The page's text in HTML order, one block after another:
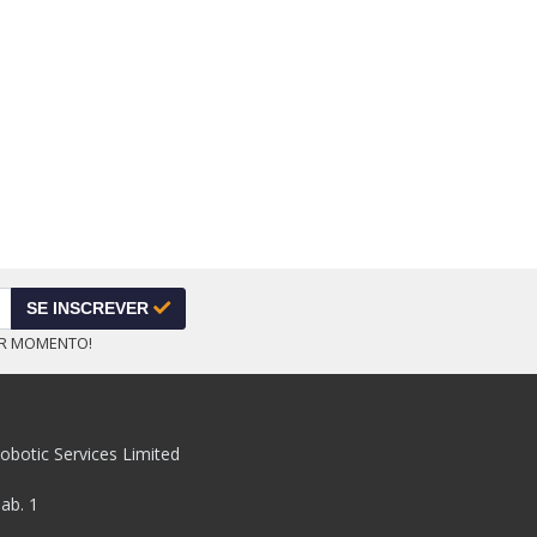
SE INSCREVER
MOMENTO!
Services Limited
1